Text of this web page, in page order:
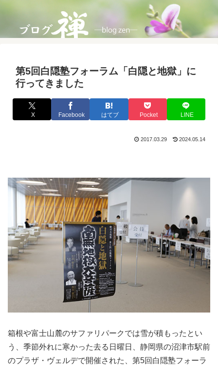
第5回白隠塾フォーラム「白隠と地獄」に
行ってきました
X Facebook はてブ Pocket LINE
2017.03.29 2024.05.14
箱根や富士山麓のサファリパークでは雪が積もったとい
う、季節外れに寒かった去る日曜日、静岡県の沼津市駅前
のプラザ・ヴェルデで開催された、第5回白隠塾フォーラ